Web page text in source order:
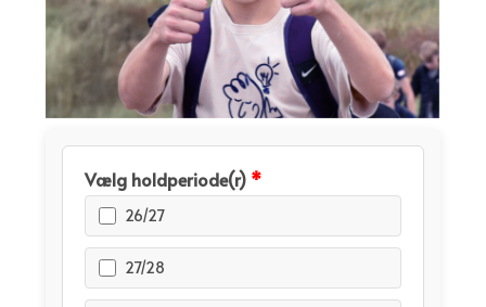
Vælg holdperiode(r) *
26/27
27/28